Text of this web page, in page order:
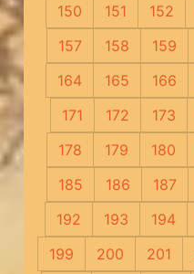
150
151 152
157
158 159
164
165 166
171
172 173
178
179 180
185
186 187
192
193 194
199
200 201